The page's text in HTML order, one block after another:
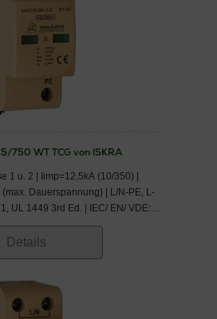
750 WT TCG von ISKRA
1 u. 2 | Iimp=12,5kA (10/350) |
Dauerspannung) | L/N-PE, L-
UL 1449 3rd Ed. | IEC/ EN/ VDE:
I,II/ Typ 1,2/ B+C
Details